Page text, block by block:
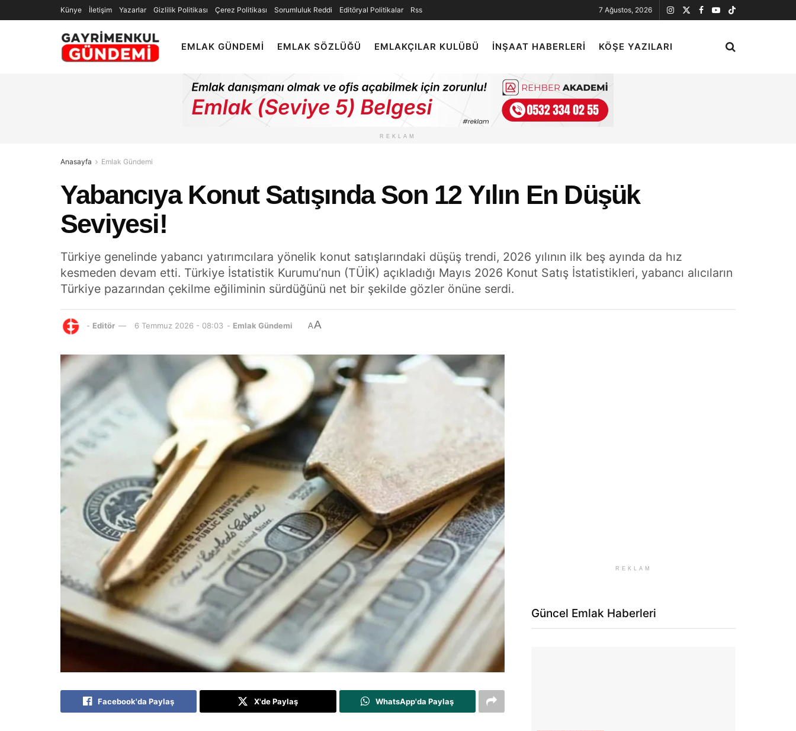
Künye İletişim Yazarlar Gizlilik Politikası Çerez Politikası Sorumluluk Reddi Editöryal Politikalar Rss 7 Ağustos, 2026
EMLAK GÜNDEMI EMLAK SÖZLÜĞÜ EMLAKÇILAR KULÜBÜ İNŞAAT HABERLERI KÖŞE YAZILARI
REKLAM
Anasayfa Emlak Gündemi
Yabancıya Konut Satışında Son 12 Yılın En Düşük
Seviyesi!
Türkiye genelinde yabancı yatırımcılara yönelik konut satışlarındaki düşüş trendi, 2026 yılının ilk beş ayında da hız
kesmeden devam etti. Türkiye İstatistik Kurumu’nun (TÜİK) açıkladığı Mayıs 2026 Konut Satış İstatistikleri, yabancı alıcıların
Türkiye pazarından çekilme eğiliminin sürdüğünü net bir şekilde gözler önüne serdi.
- Editör 6 Temmuz 2026 - 08:03 - Emlak Gündemi AA
Facebook'da Paylaş X'de Paylaş WhatsApp'da Paylaş
REKLAM
Güncel Emlak Haberleri